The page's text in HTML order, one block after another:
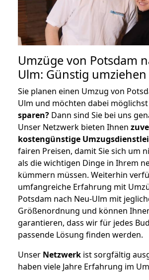
Umzüge von Potsdam
Ulm: Günstig umziehen
Sie planen einen Umzug von
Ulm und möchten dabei möglichst
sparen? Dann sind Sie bei uns
Unser Netzwerk bieten Ihnen
kostengünstige
fairen Preisen, damit Sie sich um
als die wichtigen Dinge in Ihrem
kümmern müssen. Weiterhin
umfangreiche Erfahrung mit
Potsdam nach Neu-Ulm mit
Größenordnung und können
garantieren, dass wir für jedes
passende Lösung finden werden.
Unser Netzwerk ist sorgfältig
haben viele Jahre Erfahrung im